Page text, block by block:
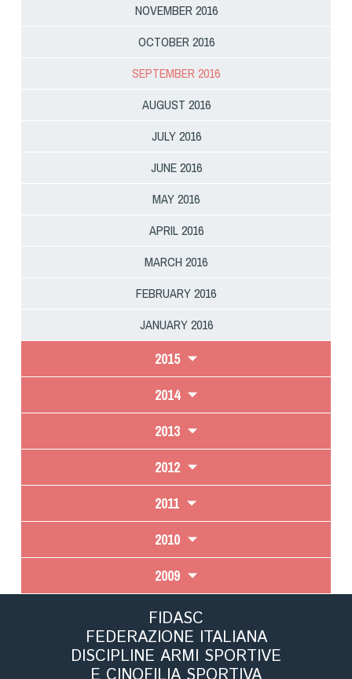
NOVEMBER 2016
OCTOBER 2016
SEPTEMBER 2016
AUGUST 2016
JULY 2016
JUNE 2016
MAY 2016
APRIL 2016
MARCH 2016
FEBRUARY 2016
JANUARY 2016
2015
2014
2013
2012
2011
2010
2009
FIDASC
FEDERAZIONE ITALIANA
DISCIPLINE ARMI SPORTIVE